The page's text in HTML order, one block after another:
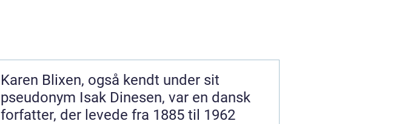
Karen Blixen, også kendt under sit
pseudonym Isak Dinesen, var en dansk
forfatter, der levede fra 1885 til 1962